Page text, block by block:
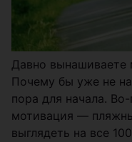
Давно вынашиваете
Почему бы уже не
пора для начала.
мотивация —
выглядеть на все